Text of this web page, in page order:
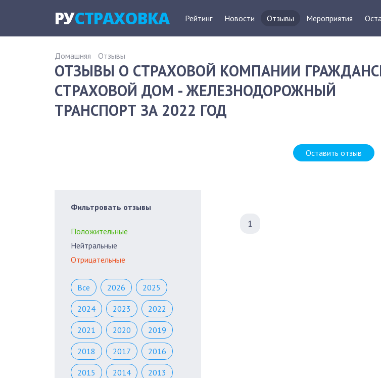
РУСТРАХОВКА Рейтинг Новости Отзывы Мероприятия
Домашняя Отзывы
ОТЗЫВЫ О СТРАХОВОЙ КОМПАНИИ
СТРАХОВОЙ ДОМ - ЖЕЛЕЗНОДОРОЖНЫЙ
ТРАНСПОРТ ЗА 2022 ГОД
Оставить отзыв
1
Фильтровать отзывы
Положительные
Нейтральные
Отрицательные
Все 2026 2025
2024 2023 2022
2021 2020 2019
2018 2017 2016
2015 2014 2013